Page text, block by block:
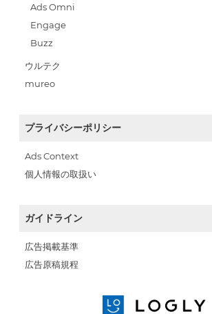
Ads Omni
Engage
Buzz
ウルテク
mureo
プライバシーポリシー
Ads Context
個人情報の取扱い
ガイドライン
広告掲載基準
広告原稿規程